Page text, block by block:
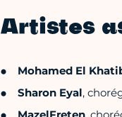
Artistes
Mohamed El
Sharon Eyal,